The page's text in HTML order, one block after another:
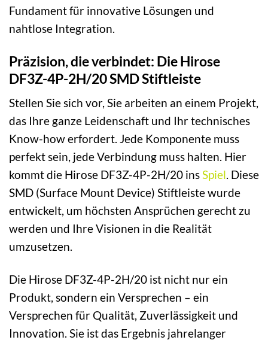
Fundament für innovative Lösungen und
nahtlose Integration.
Präzision, die verbindet: Die Hirose
DF3Z-4P-2H/20 SMD Stiftleiste
Stellen Sie sich vor, Sie arbeiten an einem Projekt,
das Ihre ganze Leidenschaft und Ihr technisches
Know-how erfordert. Jede Komponente muss
perfekt sein, jede Verbindung muss halten. Hier
kommt die Hirose DF3Z-4P-2H/20 insSpiel. Diese
SMD (Surface Mount Device) Stiftleiste wurde
entwickelt, um höchsten Ansprüchen gerecht zu
werden und Ihre Visionen in die Realität
umzusetzen.
Die Hirose DF3Z-4P-2H/20 ist nicht nur ein
Produkt, sondern ein Versprechen – ein
Versprechen für Qualität, Zuverlässigkeit und
Innovation. Sie ist das Ergebnis jahrelanger